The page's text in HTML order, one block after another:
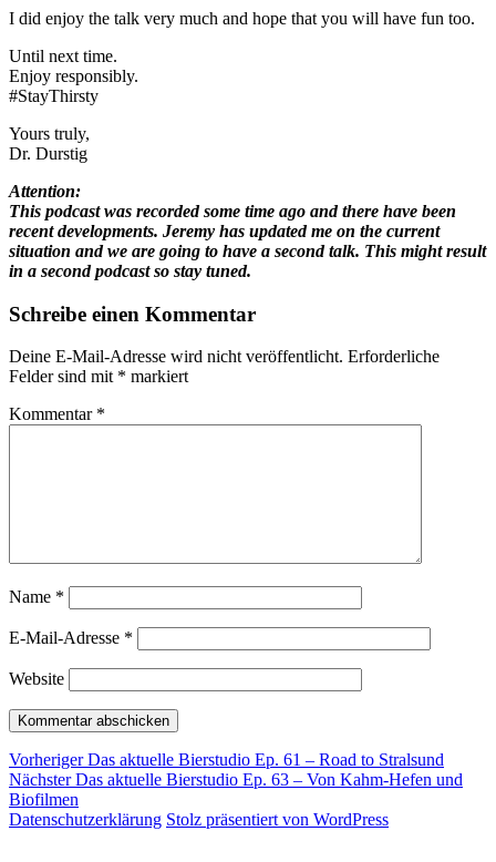
I did enjoy the talk very much and hope that you will have fun too.
Until next time.
Enjoy responsibly.
#StayThirsty
Yours truly,
Dr. Durstig
Attention:
This podcast was recorded some time ago and there have been
recent developments. Jeremy has updated me on the current
situation and we are going to have a second talk. This might result
in a second podcast so stay tuned.
Schreibe einen Kommentar
Deine E-Mail-Adresse wird nicht veröffentlicht. Erforderliche
Felder sind mit * markiert
Kommentar *
Name *
E-Mail-Adresse *
Website
Beitragsnavigation
Vorheriger Vorheriger
Beitrag:
Das aktuelle Bierstudio Ep. 61 – Road to Stralsund
Nächster Nächster
Beitrag:
Das aktuelle Bierstudio Ep. 63 – Von Kahm-Hefen und
Biofilmen
Datenschutzerklärung Stolz präsentiert von WordPress